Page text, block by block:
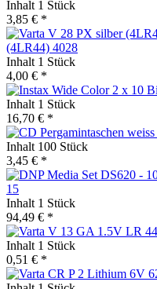
Inhalt 1 Stück
3,85 € *
(4LR44) 4028
Inhalt 1 Stück
4,00 € *
Inhalt 1 Stück
16,70 € *
Inhalt 100 Stück
3,45 € *
15
Inhalt 1 Stück
94,49 € *
Inhalt 1 Stück
0,51 € *